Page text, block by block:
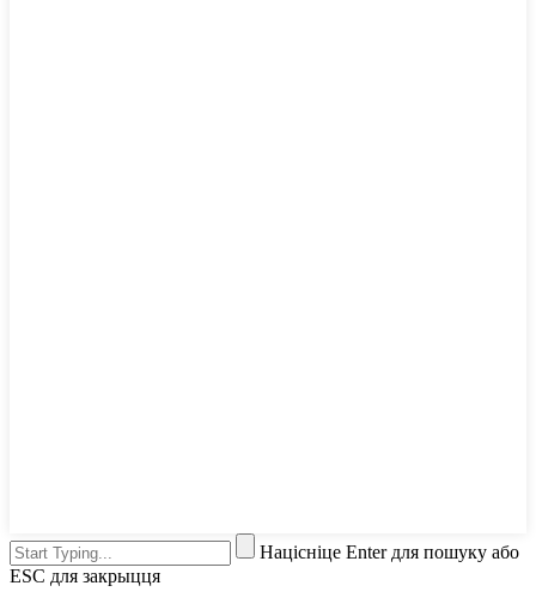
Націсніце Enter для пошуку або
ESC для закрыцця